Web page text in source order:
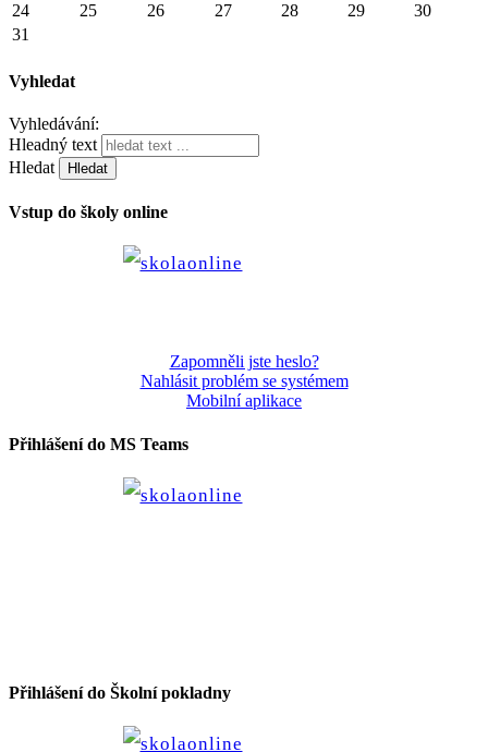
24
25 26 27 28 29
30
31
Vyhledat
Vyhledávání:
Hleadný text
Hledat
Vstup do školy online
Zapomněli jste heslo?
Nahlásit problém se systémem
Mobilní aplikace
Přihlášení do MS Teams
Přihlášení do Školní pokladny